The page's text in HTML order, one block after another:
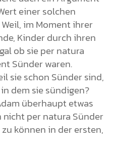
einer solchen
im Moment ihrer
Kinder durch ihren
ob sie per natura
Sünder waren.
sie schon Sünder sind,
dem sie sündigen?
überhaupt etwas
nicht per natura Sünder
können in der ersten,